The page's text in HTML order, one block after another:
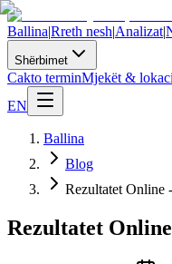
Ballina|Rreth nesh|Analizat|
Shërbimet
Cakto terminMjekët &
EN
Ballina
Blog
Rezultatet Online
Rezultatet